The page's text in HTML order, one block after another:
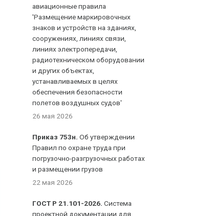
авиационные правила
'Размещение маркировочных
знаков и устройств на зданиях,
сооружениях, линиях связи,
линиях электропередачи,
радиотехническом оборудовании
и других объектах,
устанавливаемых в целях
обеспечения безопасности
полетов воздушных судов'
26 мая 2026
Приказ 753н. Об утверждении
Правил по охране труда при
погрузочно-разгрузочных работах
и размещении грузов
22 мая 2026
ГОСТ Р 21.101-2026. Система
проектной документации для